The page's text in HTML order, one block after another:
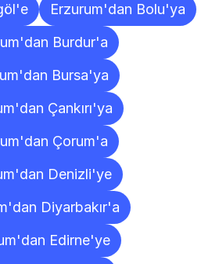
Erzurum'dan Bolu'ya
Burdur'a
Bursa'ya
Çankırı'ya
Çorum'a
Denizli'ye
Diyarbakır'a
Edirne'ye